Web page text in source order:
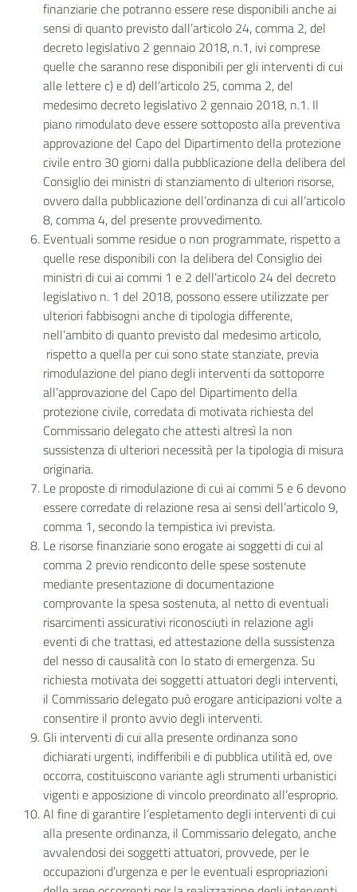
finanziarie che potranno essere rese disponibili anche ai
sensi di quanto previsto dall’articolo 24, comma 2, del
decreto legislativo 2 gennaio 2018, n.1, ivi comprese
quelle che saranno rese disponibili per gli interventi di cui
alle lettere c) e d) dell’articolo 25, comma 2, del
medesimo decreto legislativo 2 gennaio 2018, n.1. Il
piano rimodulato deve essere sottoposto alla preventiva
approvazione del Capo del Dipartimento della protezione
civile entro 30 giorni dalla pubblicazione della delibera del
Consiglio dei ministri di stanziamento di ulteriori risorse,
ovvero dalla pubblicazione dell’ordinanza di cui all’articolo
8, comma 4, del presente provvedimento.
Eventuali somme residue o non programmate, rispetto a
quelle rese disponibili con la delibera del Consiglio dei
ministri di cui ai commi 1 e 2 dell’articolo 24 del decreto
legislativo n. 1 del 2018, possono essere utilizzate per
ulteriori fabbisogni anche di tipologia differente,
nell’ambito di quanto previsto dal medesimo articolo,
rispetto a quella per cui sono state stanziate, previa
rimodulazione del piano degli interventi da sottoporre
all’approvazione del Capo del Dipartimento della
protezione civile, corredata di motivata richiesta del
Commissario delegato che attesti altresì la non
sussistenza di ulteriori necessità per la tipologia di misura
originaria.
Le proposte di rimodulazione di cui ai commi 5 e 6 devono
essere corredate di relazione resa ai sensi dell’articolo 9,
comma 1, secondo la tempistica ivi prevista.
Le risorse finanziarie sono erogate ai soggetti di cui al
comma 2 previo rendiconto delle spese sostenute
mediante presentazione di documentazione
comprovante la spesa sostenuta, al netto di eventuali
risarcimenti assicurativi riconosciuti in relazione agli
eventi di che trattasi, ed attestazione della sussistenza
del nesso di causalità con lo stato di emergenza. Su
richiesta motivata dei soggetti attuatori degli interventi,
il Commissario delegato può erogare anticipazioni volte a
consentire il pronto avvio degli interventi.
Gli interventi di cui alla presente ordinanza sono
dichiarati urgenti, indifferibili e di pubblica utilità ed, ove
occorra, costituiscono variante agli strumenti urbanistici
vigenti e apposizione di vincolo preordinato all’esproprio.
Al fine di garantire l’espletamento degli interventi di cui
alla presente ordinanza, il Commissario delegato, anche
avvalendosi dei soggetti attuatori, provvede, per le
occupazioni d’urgenza e per le eventuali espropriazioni